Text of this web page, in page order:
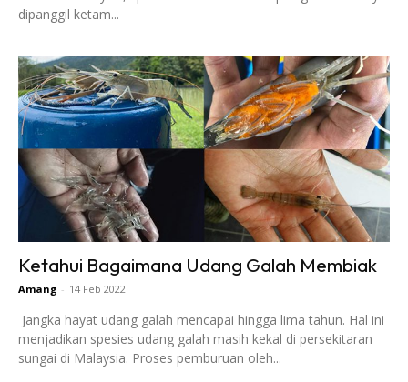
dipanggil ketam...
Ketahui Bagaimana Udang Galah Membiak
Amang - 14 Feb 2022
Jangka hayat udang galah mencapai hingga lima tahun. Hal ini
menjadikan spesies udang galah masih kekal di persekitaran
sungai di Malaysia. Proses pemburuan oleh...